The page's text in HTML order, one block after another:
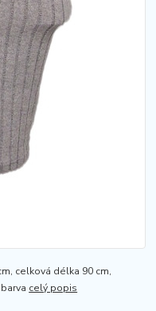
celková délka 90 cm,
celý popis